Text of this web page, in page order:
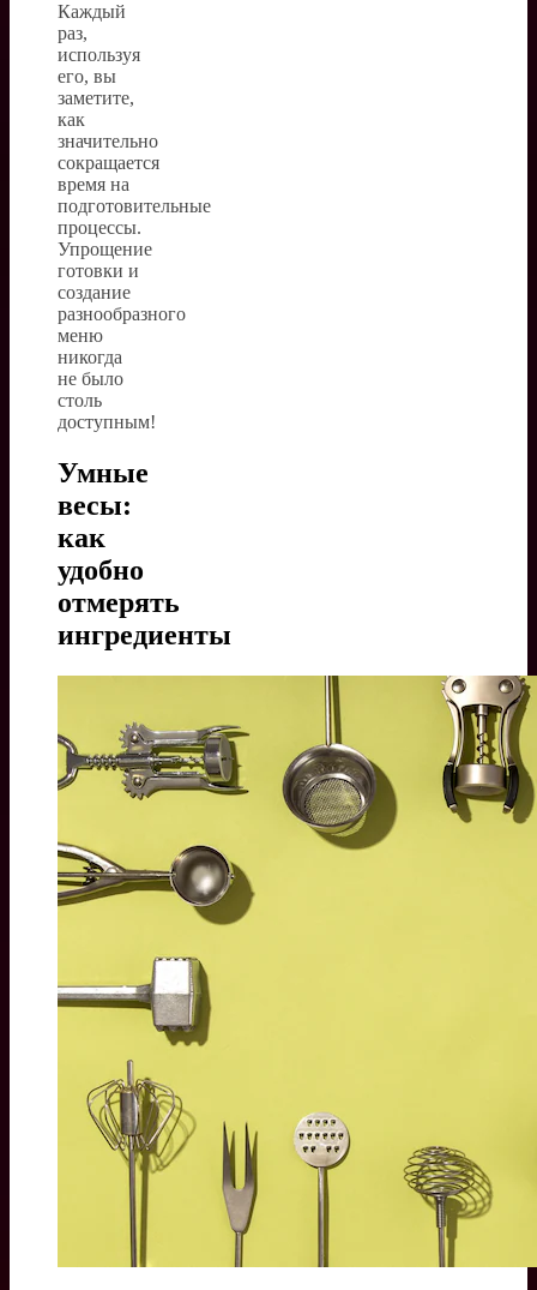
Каждый
раз,
используя
его, вы
заметите,
как
значительно
сокращается
время на
подготовительные
процессы.
Упрощение
готовки и
создание
разнообразного
меню
никогда
не было
столь
доступным!
Умные
весы:
как
удобно
отмерять
ингредиенты